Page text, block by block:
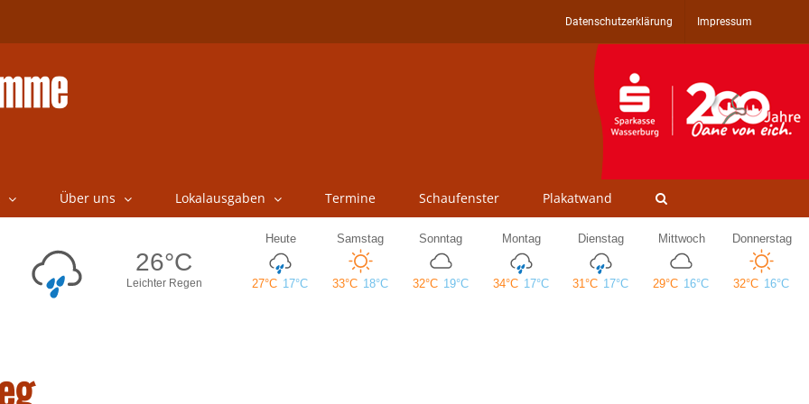
Datenschutzerklärung Impressum
Über uns Lokalausgaben Termine Schaufenster Plakatwand